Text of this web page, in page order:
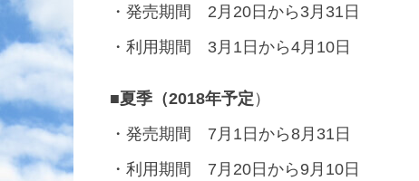
・発売期間 2月20日から3月31日
・利用期間 3月1日から4月10日
■夏季（2018年予定 ）
・発売期間 7月1日から8月31日
・利用期間 7月20日から9月10日